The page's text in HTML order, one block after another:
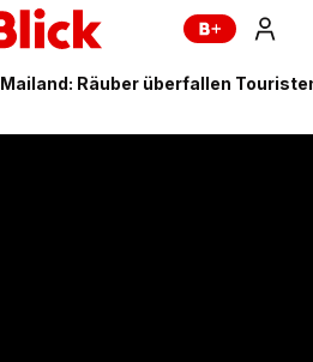
Mailand: Räuber überfallen